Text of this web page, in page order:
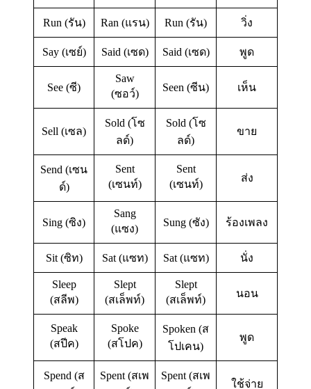
Run (รัน) Ran (แรน) Run (รัน) วิ่ง
Say (เซย์) Said (เซด) Said (เซด) พูด
See (ซี)
Saw
(ซอว์)
Seen (ซีน) เห็น
Sell (เซล)
Sold (โซ
ลด์)
Sold (โซ
ลด์)
ขาย
Send (เซน
ด์)
Sent
(เซนท์)
Sent
(เซนท์)
ส่ง
Sing (ซิง)
Sang
(แซง)
Sung (ซัง) ร้องเพลง
Sit (ซิท) Sat (แซท) Sat (แซท) นั่ง
Sleep
(สลีพ)
Slept
(สเล็พท์)
Slept
(สเล็พท์)
นอน
Speak
(สปีค)
Spoke
(สโปค)
Spoken (ส
โปเคน)
พูด
Spend (ส
Spent (สเพ
Spent (สเพ
ใช้จ่าย